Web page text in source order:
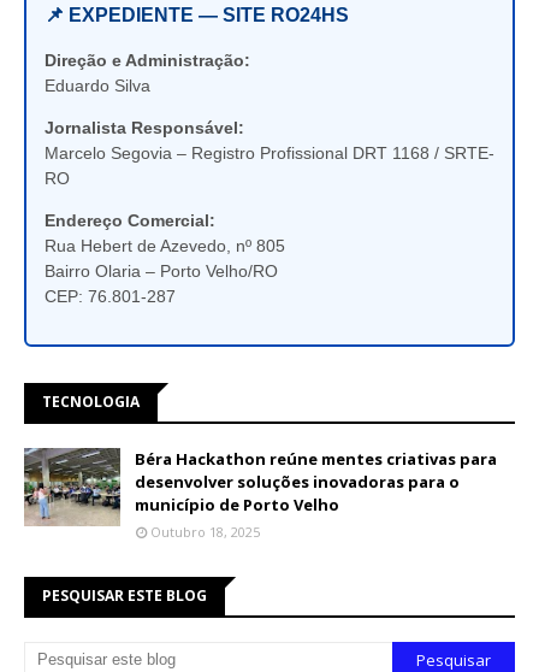
📌 EXPEDIENTE — SITE RO24HS
Direção e Administração:
Eduardo Silva
Jornalista Responsável:
Marcelo Segovia – Registro Profissional DRT 1168 / SRTE-
RO
Endereço Comercial:
Rua Hebert de Azevedo, nº 805
Bairro Olaria – Porto Velho/RO
CEP: 76.801-287
TECNOLOGIA
Béra Hackathon reúne mentes criativas para
desenvolver soluções inovadoras para o
município de Porto Velho
Outubro 18, 2025
PESQUISAR ESTE BLOG